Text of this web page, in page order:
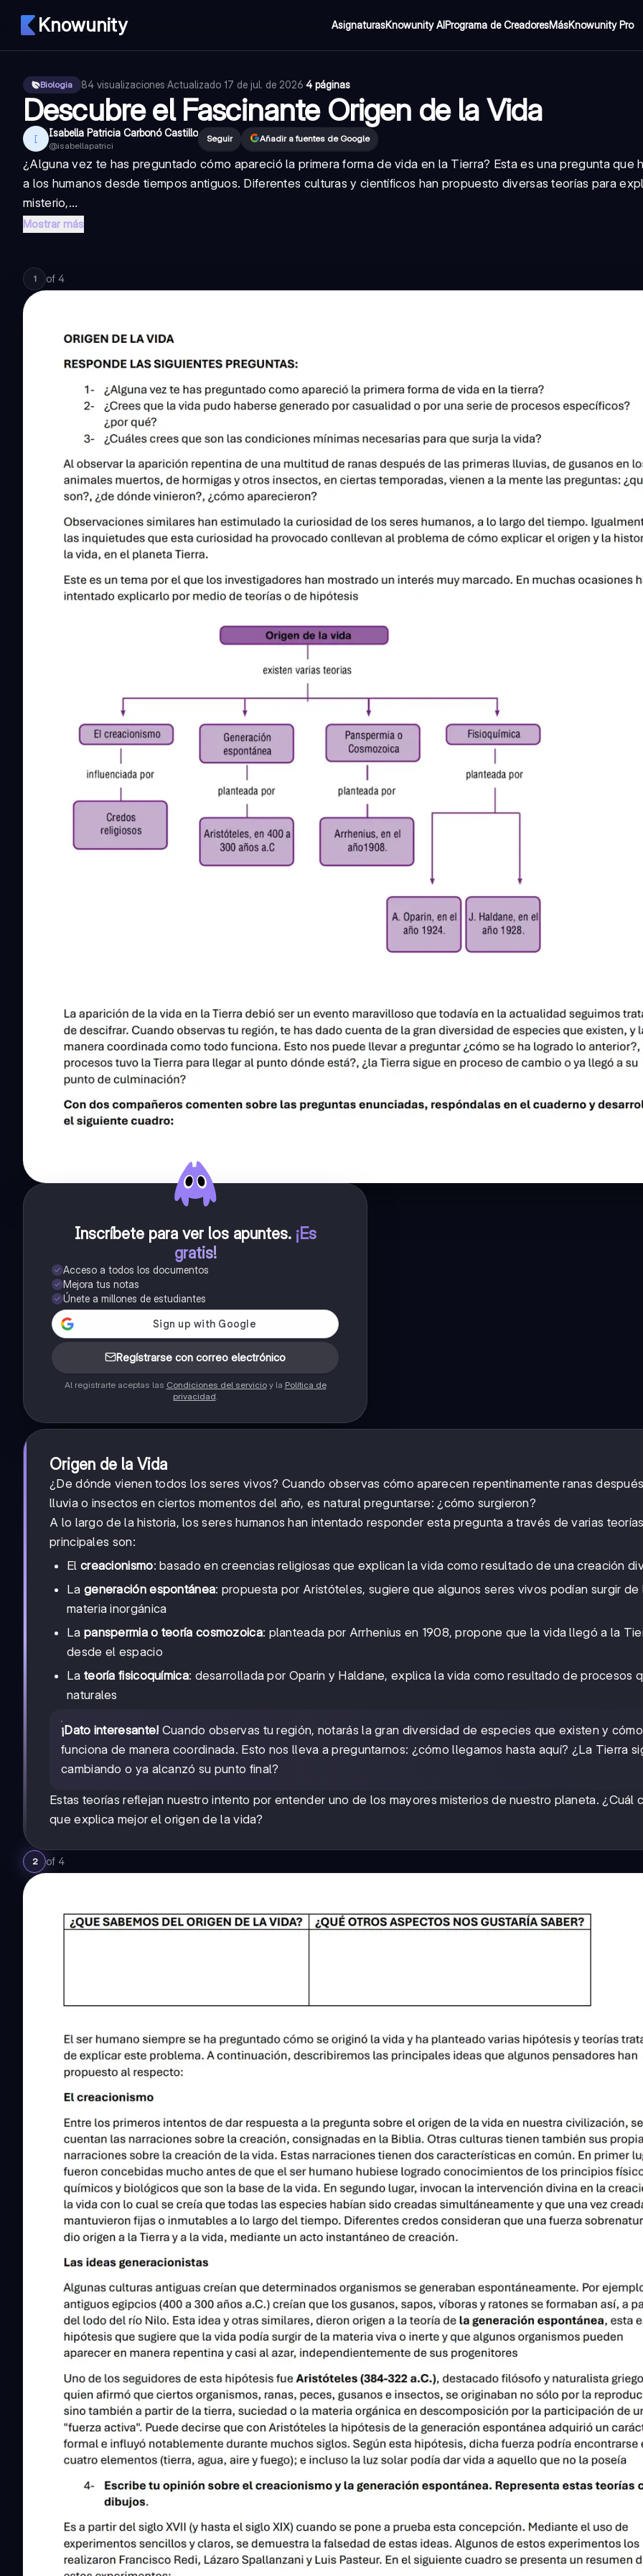
Knowunity AsignaturasKnowunity AIPrograma de CreadoresMásKnowunity Pro
Biologia 84 visualizaciones·Actualizado 17 de jul. de 2026·4 páginas
Descubre el Fascinante Origen de la Vida
I Isabella Patricia Carbonó Castillo
@isabellapatrici
Seguir Añadir a fuentes de Google
¿Alguna vez te has preguntado cómo apareció la primera forma de vida en la Tierra? Esta es una pregunta que
a los humanos desde tiempos antiguos. Diferentes culturas y científicos han propuesto diversas teorías para
misterio,...
Mostrar más
1 of 4
Inscríbete para ver los apuntes. ¡Es
gratis!
Acceso a todos los documentos
Mejora tus notas
Únete a millones de estudiantes
Regístrarse con correo electrónico
Al registrarte aceptas las Condiciones del servicioy la Política de
privacidad
Origen de la Vida
¿De dónde vienen todos los seres vivos? Cuando observas cómo aparecen repentinamente ranas
lluvia o insectos en ciertos momentos del año, es natural preguntarse: ¿cómo surgieron?
A lo largo de la historia, los seres humanos han intentado responder esta pregunta a través de varias
principales son:
El creacionismo: basado en creencias religiosas que explican la vida como resultado de una creación
La generación espontánea: propuesta por Aristóteles, sugiere que algunos seres vivos podían surgir de
materia inorgánica
La panspermia o teoría cosmozoica: planteada por Arrhenius en 1908, propone que la vida llegó a la
desde el espacio
La teoría fisicoquímica: desarrollada por Oparin y Haldane, explica la vida como resultado de procesos
naturales
¡Dato interesante! Cuando observas tu región, notarás la gran diversidad de especies que existen y
funciona de manera coordinada. Esto nos lleva a preguntarnos: ¿cómo llegamos hasta aquí? ¿La Tierra
cambiando o ya alcanzó su punto final?
Estas teorías reflejan nuestro intento por entender uno de los mayores misterios de nuestro planeta. ¿Cuál
que explica mejor el origen de la vida?
2 of 4